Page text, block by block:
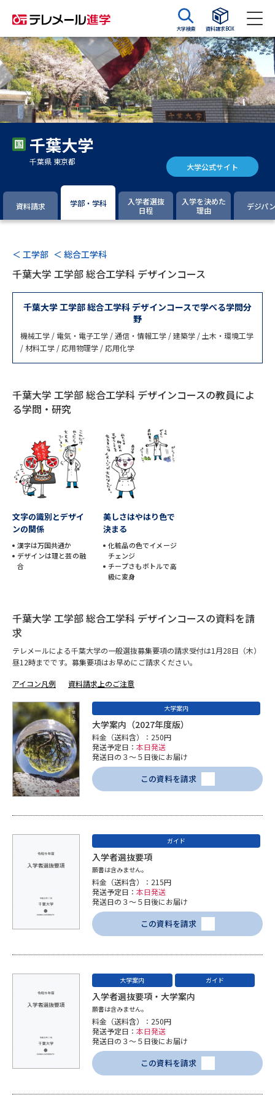
大学検索 資料請求BOX
資料請求 資料検索
大学・短大の資料種類から請求
大学パンフ
大学入学共通テスト利用選抜の
過去問題集
専門学校の資料請求 大学院の資料請求
留学・進学関連、塾・予備校
大学入学共通テスト「受験案
内」の請求
大学入学共通テスト「受験上の
配慮案内」の請求
高等学校卒業程度認定試験
高等学校（情報）教員資格認定
試験
大学研究
大学で学べる内容や特徴を調べる
新増設大学・学部・学科特集
集
新学年スタート号特集ページ
（高3生用）
（高2生用）
オープンキャンパスなどを調べる
オープンキャンパス検索 実施プログラムから探す
来場型・Web型イベント特集 夢ナビライブ
志望校・出願校を調べる
併願校選び 受験スケジュールを立てよう
テレメール全国一斉進学調査
新生活お役立ちガイド
学問発見
大学で学びたい学問発見
千葉大学
千葉県 東京都 大学公式サイト
資料請求 学部・学科
入学者選抜
日程
入学を決めた
理由
デジパ
＜ 工学部 ＜ 総合工学科
千葉大学 工学部 総合工学科 デザインコース
千葉大学 工学部 総合工学科 デザインコースで学べる学問分
野
機械工学 / 電気・電子工学 / 通信・情報工学 / 建築学 / 土木・環境工学
/ 材料工学 / 応用物理学 / 応用化学
千葉大学 工学部 総合工学科 デザインコースの教員によ
る学問・研究
文字の識別とデザイ
ンの関係
漢字は万国共通か
デザインは理と芸の融
合
美しさはやはり色で
決まる
化粧品の色でイメージ
チェンジ
チープさもボトルで高
級に変身
千葉大学 工学部 総合工学科 デザインコースの資料を請
求
テレメールによる千葉大学の一般選抜募集要項の請求受付は1月28日（木）
昼12時までです。募集要項はお早めにご請求ください。
アイコン凡例 資料請求上のご注意
大学案内
大学案内（2027年度版）
料金（送料含）：250円
発送予定日： 本日発送
発送日の３～５日後にお届け
この資料を請求
ガイド
入学者選抜要項
願書は含みません。
料金（送料含）：215円
発送予定日： 本日発送
発送日の３～５日後にお届け
この資料を請求
大学案内 ガイド
入学者選抜要項・大学案内
願書は含みません。
料金（送料含）：250円
発送予定日： 本日発送
発送日の３～５日後にお届け
この資料を請求